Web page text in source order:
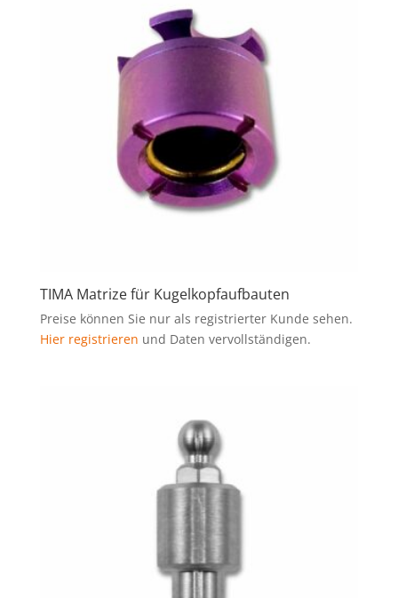
TIMA Matrize für Kugelkopfaufbauten
Preise können Sie nur als registrierter Kunde sehen.
Hier registrieren und Daten vervollständigen.